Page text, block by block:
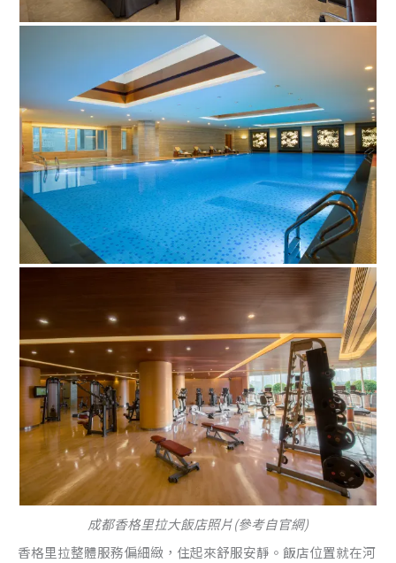
成都香格里拉大飯店照片(參考自官網)
香格里拉整體服務偏細緻，住起來舒服安靜。飯店位置就在河